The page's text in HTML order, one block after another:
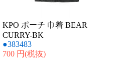
KPO ポーチ 巾着 BEAR
CURRY-BK
●383483
700 円(税抜)